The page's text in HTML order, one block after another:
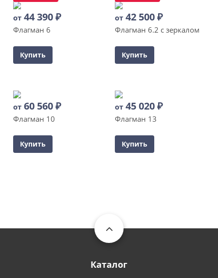
от 44 390₽
Флагман 6
Купить
от 42 500₽
Флагман 6.2 с зеркалом
Купить
от 60 560₽
Флагман 10
Купить
от 45 020₽
Флагман 13
Купить
Каталог